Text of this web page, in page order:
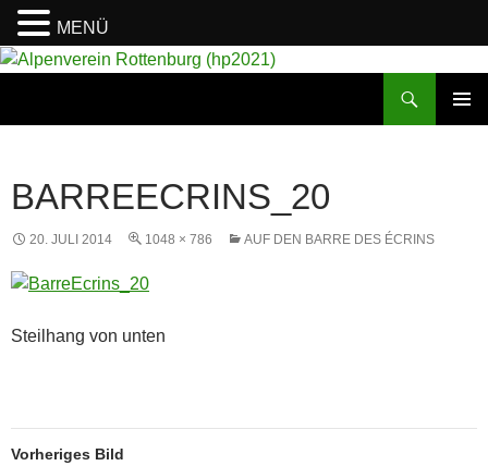
BARREECRINS_20
20. JULI 2014 1048 × 786 AUF DEN BARRE DES ÉCRINS
Steilhang von unten
Vorheriges Bild
MENÜ